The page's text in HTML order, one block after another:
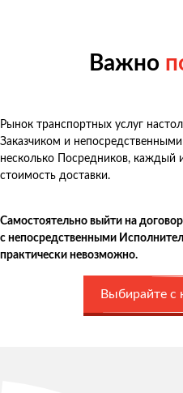
Важно
Рынок транспортных услуг
Заказчиком и
несколько Посредников, каждый
стоимость доставки.
Самостоятельно выйти на
с непосредственными
практически невозможно.
Выбирайте с